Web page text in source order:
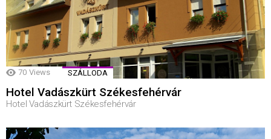
70 Views SZÁLLODA
Hotel Vadászkürt Székesfehérvár
Hotel Vadászkürt Székesfehérvár